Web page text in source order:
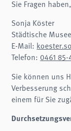
Sie Fragen
Sonja Köster
Städtische
E-Mail:
Telefon: 0461
Sie können uns
Verbesserung
einem für Sie